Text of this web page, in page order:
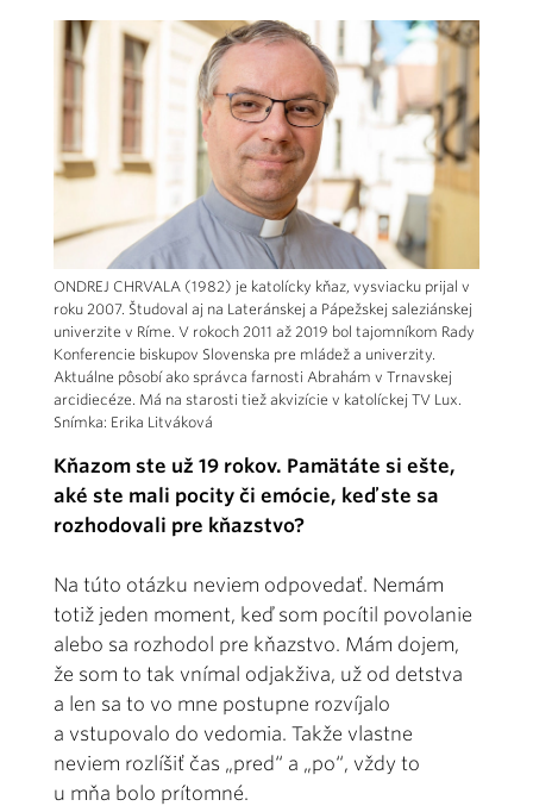
ONDREJ CHRVALA (1982) je katolícky kňaz, vysviacku prijal v
roku 2007. Študoval aj na Lateránskej a Pápežskej saleziánskej
univerzite v Ríme. V rokoch 2011 až 2019 bol tajomníkom Rady
Konferencie biskupov Slovenska pre mládež a univerzity.
Aktuálne pôsobí ako správca farnosti Abrahám v Trnavskej
arcidiecéze. Má na starosti tiež akvizície v katolíckej TV Lux.
Snímka: Erika Litváková
Kňazom ste už 19 rokov. Pamätáte si ešte,
aké ste mali pocity či emócie, keď ste sa
rozhodovali pre kňazstvo?
Na túto otázku neviem odpovedať. Nemám
totiž jeden moment, keď som pocítil povolanie
alebo sa rozhodol pre kňazstvo. Mám dojem,
že som to tak vnímal odjakživa, už od detstva
a len sa to vo mne postupne rozvíjalo
a vstupovalo do vedomia. Takže vlastne
neviem rozlíšiť čas „pred“ a „po“, vždy to
u mňa bolo prítomné.